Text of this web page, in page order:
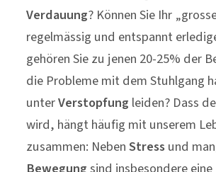
Verdauung? Können Sie Ihr
regelmässig und entspannt
gehören Sie zu jenen 20-25% der
die Probleme mit dem Stuhlgang
unterVerstopfung leiden? Dass
wird, hängt häufig mit unserem
zusammen: NebenStress und